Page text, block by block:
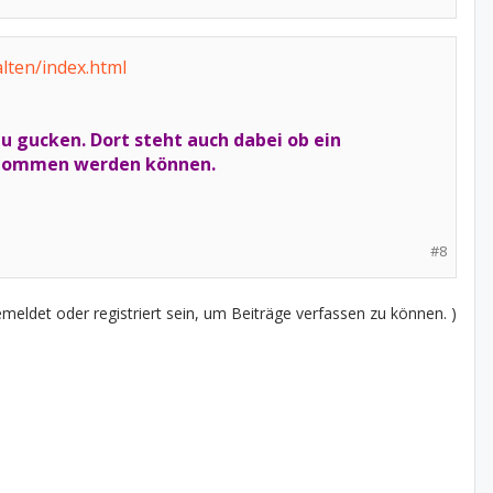
index.html
gucken. Dort steht auch dabei ob ein
werden können.
#8
oder registriert sein, um Beiträge verfassen zu können. )